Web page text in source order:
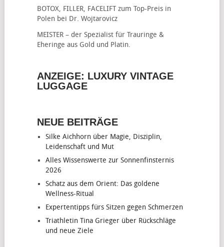
BOTOX, FILLER, FACELIFTzum Top-Preis in
Polen bei Dr. Wojtarovicz
MEISTER – der Spezialist für Trauringe &
Eheringe aus Gold und Platin.
ANZEIGE: LUXURY VINTAGE
LUGGAGE
NEUE BEITRÄGE
Silke Aichhorn über Magie, Disziplin,
Leidenschaft und Mut
Alles Wissenswerte zur Sonnenfinsternis
2026
Schatz aus dem Orient: Das goldene
Wellness-Ritual
Expertentipps fürs Sitzen gegen Schmerzen
Triathletin Tina Grieger über Rückschläge
und neue Ziele